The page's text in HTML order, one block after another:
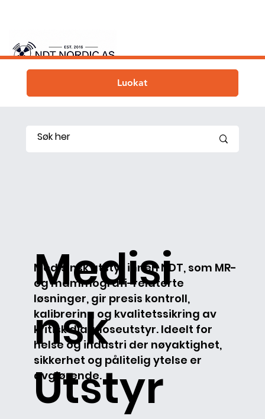
Luokat
Medisi
nsk
Utstyr
Medisinsk utstyr innen NDT, som MR-
og mammografi-relaterte
løsninger, gir presis kontroll,
kalibrering og kvalitetssikring av
kritisk diagnoseutstyr. Ideelt for
helse og industri der nøyaktighet,
sikkerhet og pålitelig ytelse er
avgjørende.